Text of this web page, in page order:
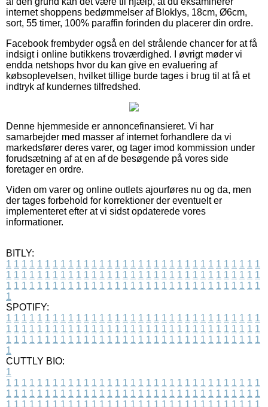
internet shoppens bedømmelser af Bloklys, 18cm, Ø6cm,
sort, 55 timer, 100% paraffin forinden du placerer din ordre.
Facebook frembyder også en del strålende chancer for at få
indsigt i online butikkens troværdighed. I øvrigt møder vi
endda netshops hvor du kan give en evaluering af
købsoplevelsen, hvilket tillige burde tages i brug til at få et
indtryk af kundernes tilfredshed.
Denne hjemmeside er annoncefinansieret. Vi har
samarbejder med masser af internet forhandlere da vi
markedsfører deres varer, og tager imod kommission under
forudsætning af at en af de besøgende på vores side
foretager en ordre.
Viden om varer og online outlets ajourføres nu og da, men
der tages forbehold for korrektioner der eventuelt er
implementeret efter at vi sidst opdaterede vores
informationer.
BITLY:
1 1 1 1 1 1 1 1 1 1 1 1 1 1 1 1 1 1 1 1 1 1 1 1 1 1 1 1 1 1 1 1 1
1 1 1 1 1 1 1 1 1 1 1 1 1 1 1 1 1 1 1 1 1 1 1 1 1 1 1 1 1 1 1 1 1
1 1 1 1 1 1 1 1 1 1 1 1 1 1 1 1 1 1 1 1 1 1 1 1 1 1 1 1 1 1 1 1 1
1
SPOTIFY:
1 1 1 1 1 1 1 1 1 1 1 1 1 1 1 1 1 1 1 1 1 1 1 1 1 1 1 1 1 1 1 1 1
1 1 1 1 1 1 1 1 1 1 1 1 1 1 1 1 1 1 1 1 1 1 1 1 1 1 1 1 1 1 1 1 1
1 1 1 1 1 1 1 1 1 1 1 1 1 1 1 1 1 1 1 1 1 1 1 1 1 1 1 1 1 1 1 1 1
1
CUTTLY BIO:
1
1 1 1 1 1 1 1 1 1 1 1 1 1 1 1 1 1 1 1 1 1 1 1 1 1 1 1 1 1 1 1 1 1
1 1 1 1 1 1 1 1 1 1 1 1 1 1 1 1 1 1 1 1 1 1 1 1 1 1 1 1 1 1 1 1 1
1 1 1 1 1 1 1 1 1 1 1 1 1 1 1 1 1 1 1 1 1 1 1 1 1 1 1 1 1 1 1 1 1